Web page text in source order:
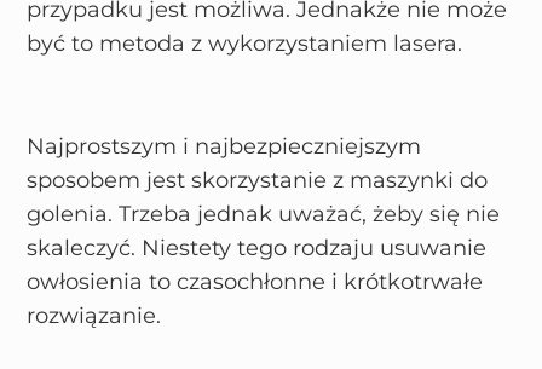
przypadku jest możliwa. Jednakże nie może
być to metoda z wykorzystaniem lasera.
Najprostszym i najbezpieczniejszym
sposobem jest skorzystanie z maszynki do
golenia. Trzeba jednak uważać, żeby się nie
skaleczyć. Niestety tego rodzaju usuwanie
owłosienia to czasochłonne i krótkotrwałe
rozwiązanie.